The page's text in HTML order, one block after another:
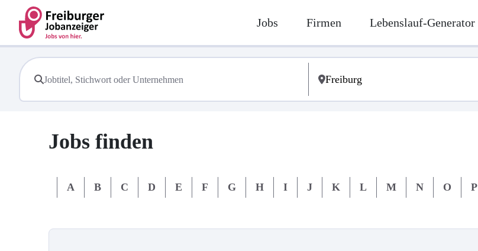
Jobs Firmen Lebenslauf-Generator
Jobs finden
A B C D E F G H I J K L M N O P